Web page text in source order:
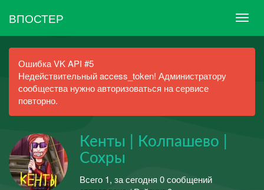
ВПОСТЕР
Ошибка VK API #5
Недействительный access_token! Администратору
сообщества нужно авторизоваться на сервисе
повторно.
Кенты | Колпашево |
Сохры
Всего 1, за сегодня 0 сообщений